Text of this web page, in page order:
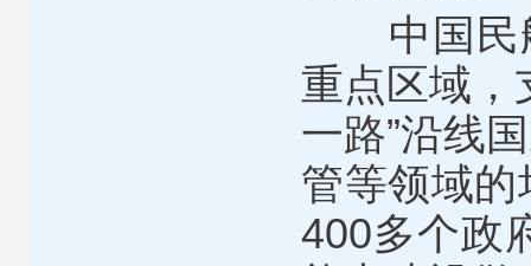
中国民航
重点区域，
一路”沿线
管等领域
400多个政